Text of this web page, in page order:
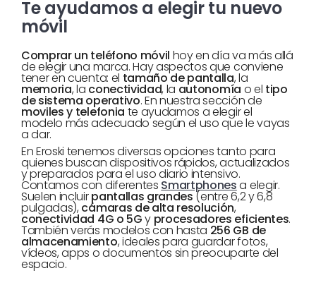
Te ayudamos a elegir tu nuevo
móvil
Comprar un teléfono móvil hoy en día va más allá
de elegir una marca. Hay aspectos que conviene
tener en cuenta: el tamaño de pantalla, la
memoria, la conectividad, la autonomía o el tipo
de sistema operativo. En nuestra sección de
moviles y telefonia te ayudamos a elegir el
modelo más adecuado según el uso que le vayas
a dar.
En Eroski tenemos diversas opciones tanto para
quienes buscan dispositivos rápidos, actualizados
y preparados para el uso diario intensivo.
Contamos con diferentes Smartphonesa elegir.
Suelen incluirpantallas grandes (entre 6,2 y 6,8
pulgadas), cámaras de alta resolución,
conectividad 4G o 5Gy procesadores eficientes.
También verás modelos con hasta 256 GB de
almacenamiento, ideales para guardar fotos,
vídeos, apps o documentos sin preocuparte del
espacio.